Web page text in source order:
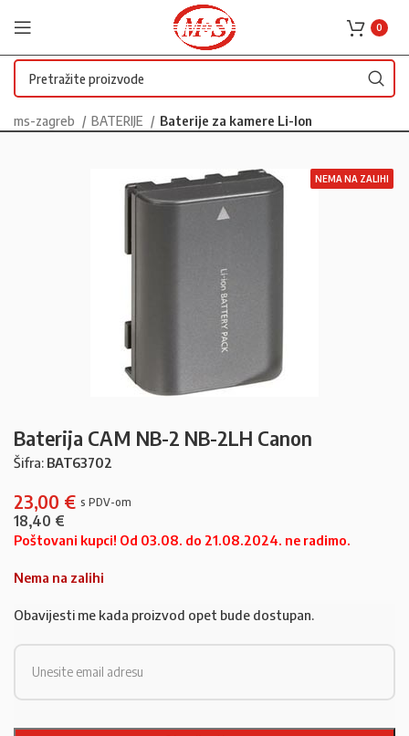
0
ms-zagreb BATERIJE Baterije za kamere Li-Ion
NEMA NA ZALIHI
Baterija CAM NB-2 NB-2LH Canon
Šifra: BAT63702
23,00 €
18,40 €
Poštovani kupci! Od 03.08. do 21.08.2024. ne radimo.
Nema na zalihi
Obavijesti me kada proizvod opet bude dostupan.